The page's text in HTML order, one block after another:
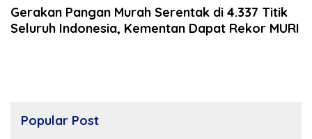
Gerakan Pangan Murah Serentak di 4.337 Titik
Seluruh Indonesia, Kementan Dapat Rekor MURI
Popular Post